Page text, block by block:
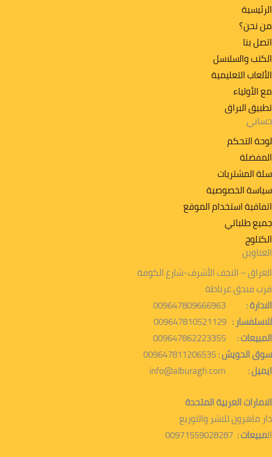
الرئيسية
من نحن؟
اتصل بنا
الكتب والسلاسل
الألعاب التعليمية
مع الأولياء
تطبیق البراق
حسابي
لوحة التحكم
المفضلة
سلة المشتريات
سياسة الخصوصية
اتفاقية استخدام الموقع
جميع طلباتي
الكتلوج
العناوين
العراق – النجف الأشرف-شارع الكوفة
قرب فندق غرناطة
الادارة : 009647809666963
للاستفسار : 009647810521129
المبيعات :
سوق الحويش :
ايميل :
الامارات العربية المتحدة
دار ماهرون للنشر والتوزيع
المبيعات : 00971559028287